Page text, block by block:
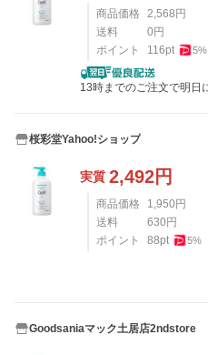
商品価格 2,568円
送料
0円
ポイント
116pt 5%
13時までのご注文で明日
桜彩堂Yahoo!ショップ
実質 2,492円
商品価格 1,950 円
送料
630 円
ポイント
88pt 5%
Goodsaniaマック土居店2ndstore